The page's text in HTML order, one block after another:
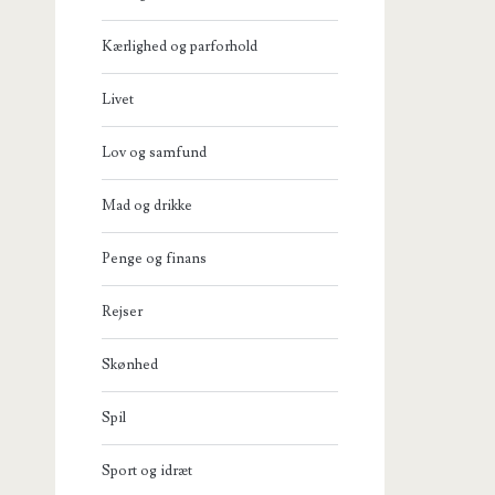
Kærlighed og parforhold
Livet
Lov og samfund
Mad og drikke
Penge og finans
Rejser
Skønhed
Spil
Sport og idræt